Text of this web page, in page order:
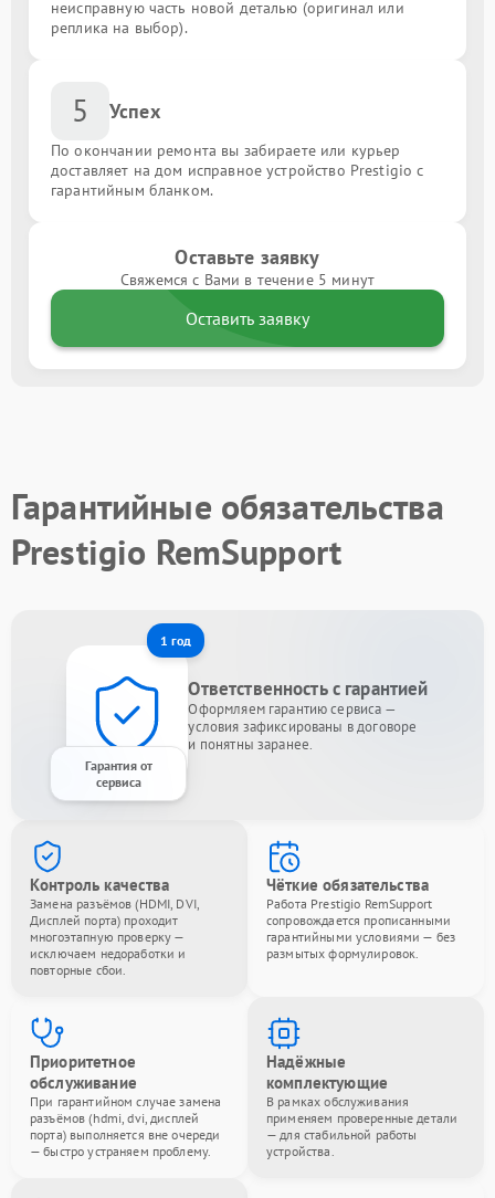
неисправную часть новой деталью (оригинал или
реплика на выбор).
5 Успех
По окончании ремонта вы забираете или курьер
доставляет на дом исправное устройство Prestigio с
гарантийным бланком.
Оставьте заявку
Свяжемся с Вами в течение 5 минут
Оставить заявку
Гарантийные обязательства
Prestigio RemSupport
1 год
Гарантия от
сервиса
Ответственность с гарантией
Оформляем гарантию сервиса —
условия зафиксированы в договоре
и понятны заранее.
Контроль качества
Замена разъёмов (HDMI, DVI,
Дисплей порта) проходит
многоэтапную проверку —
исключаем недоработки и
повторные сбои.
Чёткие обязательства
Работа Prestigio RemSupport
сопровождается прописанными
гарантийными условиями — без
размытых формулировок.
Приоритетное
обслуживание
При гарантийном случае замена
разъёмов (hdmi, dvi, дисплей
порта) выполняется вне очереди
— быстро устраняем проблему.
Надёжные
комплектующие
В рамках обслуживания
применяем проверенные детали
— для стабильной работы
устройства.